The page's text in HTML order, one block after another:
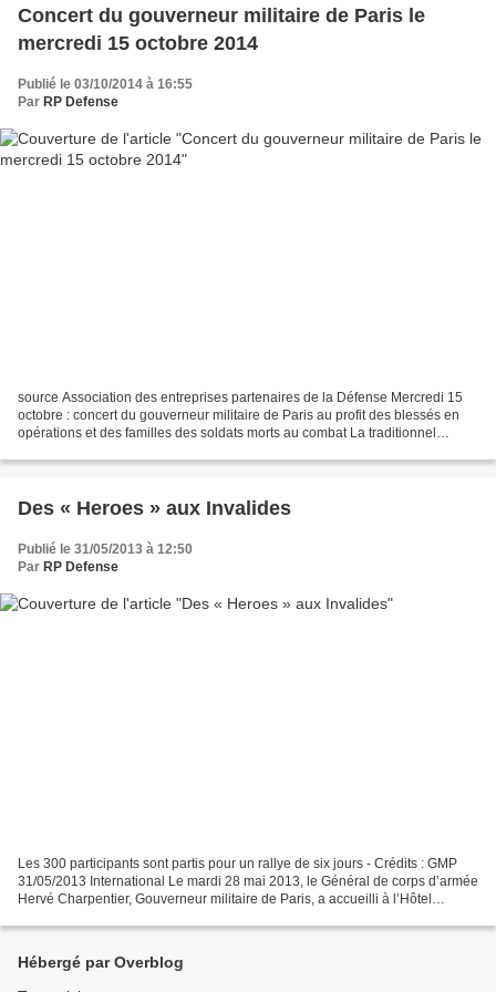
Concert du gouverneur militaire de Paris le
mercredi 15 octobre 2014
Publié le 03/10/2014 à 16:55
Par RP Defense
source Association des entreprises partenaires de la Défense Mercredi 15
octobre : concert du gouverneur militaire de Paris au profit des blessés en
opérations et des familles des soldats morts au combat La traditionnel
Des « Heroes » aux Invalides
Publié le 31/05/2013 à 12:50
Par RP Defense
Les 300 participants sont partis pour un rallye de six jours - Crédits : GMP
31/05/2013 International Le mardi 28 mai 2013, le Général de corps d’armée
Hervé Charpentier, Gouverneur militaire de Paris, a accueilli à l’Hôtel
Hébergé par Overblog